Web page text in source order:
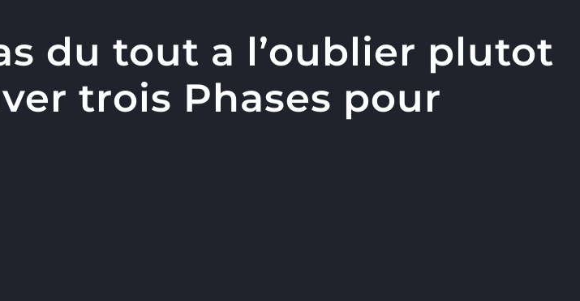
du tout a l’oublier plutot
trois Phases pour